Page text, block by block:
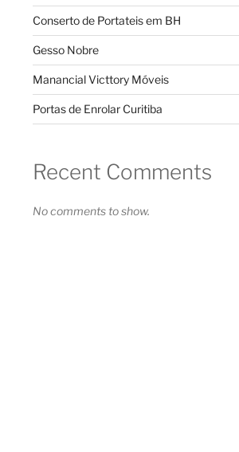
Conserto de Portateis em BH
Gesso Nobre
Manancial Victtory Móveis
Portas de Enrolar Curitiba
Recent Comments
No comments to show.